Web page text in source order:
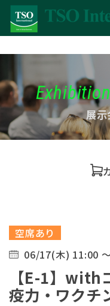
展
空席あり
06/17(木) 11:00
【E-1】with
疫力・ワクチ